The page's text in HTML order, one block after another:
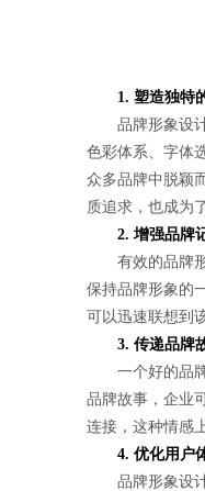
1. 塑造独特
品牌形象设计
色彩体系、字体
众多品牌中脱颖
质追求，也成为
2. 增强品牌
有效的品牌形
保持品牌形象的
可以迅速联想到
3. 传递品牌
一个好的品牌
品牌故事，企业
连接，这种情感
4. 优化用户
品牌形象设计